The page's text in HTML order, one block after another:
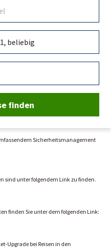
finden
Sicherheitsmanagement
sind unter folgendem Link zu finden.
finden Sie unter dem folgenden Link:
Upgrade bei Reisen in den